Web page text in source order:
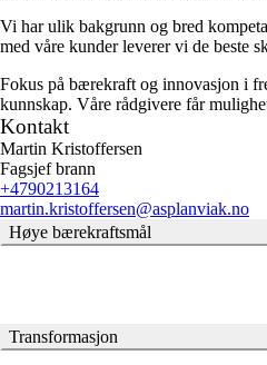
Vi har ulik bakgrunn og bred
med våre kunder leverer vi de beste
Fokus på bærekraft og innovasjon i
kunnskap. Våre rådgivere får
Kontakt
Martin Kristoffersen
Fagsjef brann
+4790213164
martin.kristoffersen@asplanviak.no
Høye bærekraftsmål
Transformasjon